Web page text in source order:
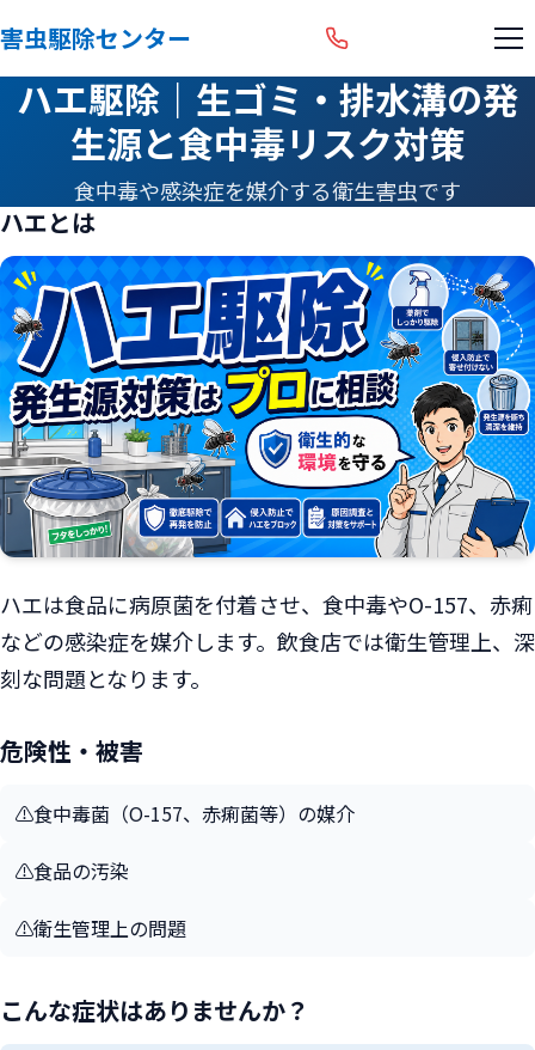
害虫駆除センター
ハエ駆除｜生ゴミ・排水溝の発
生源と食中毒リスク対策
食中毒や感染症を媒介する衛生害虫です
ハエとは
ハエは食品に病原菌を付着させ、食中毒やO-157、赤痢
などの感染症を媒介します。飲食店では衛生管理上、深
刻な問題となります。
危険性・被害
⚠️食中毒菌（O-157、赤痢菌等）の媒介
⚠️食品の汚染
⚠️衛生管理上の問題
こんな症状はありませんか？